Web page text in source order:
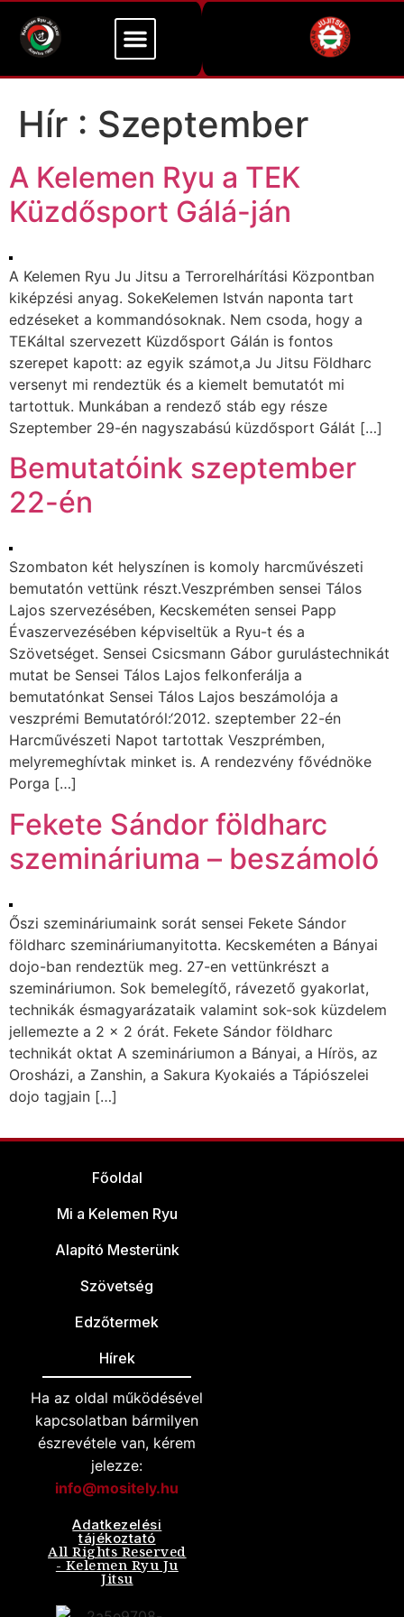
Hír : Szeptember
A Kelemen Ryu a TEK
Küzdősport Gálá-ján
A Kelemen Ryu Ju Jitsu a Terrorelhárítási Központban
kiképzési anyag. SokeKelemen István naponta tart
edzéseket a kommandósoknak. Nem csoda, hogy a
TEKáltal szervezett Küzdősport Gálán is fontos
szerepet kapott: az egyik számot,a Ju Jitsu Földharc
versenyt mi rendeztük és a kiemelt bemutatót mi
tartottuk. Munkában a rendező stáb egy része
Szeptember 29-én nagyszabású küzdősport Gálát […]
Bemutatóink szeptember
22-én
Szombaton két helyszínen is komoly harcművészeti
bemutatón vettünk részt.Veszprémben sensei Tálos
Lajos szervezésében, Kecskeméten sensei Papp
Évaszervezésében képviseltük a Ryu-t és a
Szövetséget. Sensei Csicsmann Gábor gurulástechnikát
mutat be Sensei Tálos Lajos felkonferálja a
bemutatónkat Sensei Tálos Lajos beszámolója a
veszprémi Bemutatóról:‘2012. szeptember 22-én
Harcművészeti Napot tartottak Veszprémben,
melyremeghívtak minket is. A rendezvény fővédnöke
Porga […]
Fekete Sándor földharc
szemináriuma – beszámoló
Őszi szemináriumaink sorát sensei Fekete Sándor
földharc szemináriumanyitotta. Kecskeméten a Bányai
dojo-ban rendeztük meg. 27-en vettünkrészt a
szemináriumon. Sok bemelegítő, rávezető gyakorlat,
technikák ésmagyarázataik valamint sok-sok küzdelem
jellemezte a 2 x 2 órát. Fekete Sándor földharc
technikát oktat A szemináriumon a Bányai, a Hírös, az
Orosházi, a Zanshin, a Sakura Kyokaiés a Tápiószelei
dojo tagjain […]
Főoldal
Mi a Kelemen Ryu
Alapító Mesterünk
Szövetség
Edzőtermek
Hírek
Ha az oldal működésével
kapcsolatban bármilyen
észrevétele van, kérem
jelezze:
info@mositely.hu
Adatkezelési
tájékoztató
All Rights Reserved
- Kelemen Ryu Ju
Jitsu